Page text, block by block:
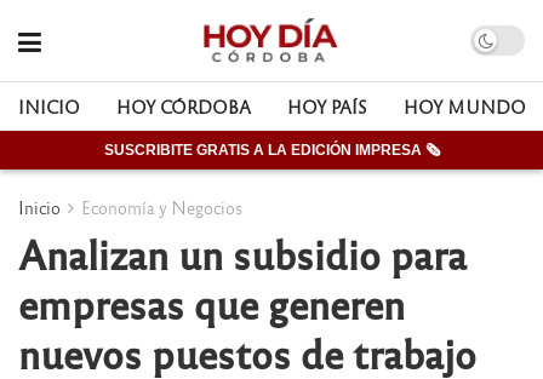
INICIO HOY CÓRDOBA HOY PAÍS HOY MUNDO
SUSCRIBITE GRATIS A LA EDICIÓN IMPRESA 🗞
Inicio Economía y Negocios
Analizan un subsidio para
empresas que generen
nuevos puestos de trabajo